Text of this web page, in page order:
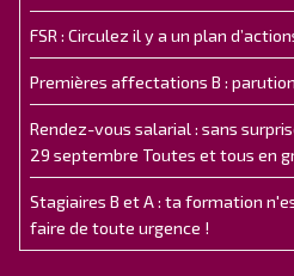
FSR : Circulez il y a un plan
Premières affectations B :
Rendez-vous salarial : sans
29 septembre Toutes et tous en
Stagiaires B et A : ta formation
faire de toute urgence !